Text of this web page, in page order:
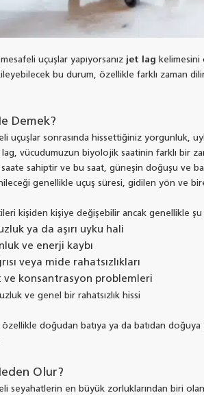
mesafeli uçuşlar yapıyorsanız jet lag kelimesini
bu durum, özellikle farklı zaman
Demek?
uçuşlar sonrasında hissettiğiniz yorgunluk,
lag, vücudumuzun biyolojik saatinin farklı bir
sahiptir ve bu saat, güneşin doğuşu ve
genellikle uçuş süresi, gidilen yön ve
kişiden kişiye değişebilir ancak genellikle şu
ya da aşırı uyku hali
ve enerji kaybı
veya mide rahatsızlıkları
ve konsantrasyon problemleri
ve genel bir rahatsızlık hissi
doğudan batıya ya da batıdan
Olur?
seyahatlerin en büyük zorluklarından biri